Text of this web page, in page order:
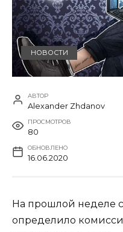
НОВОСТИ
АВТОР
Alexander Zhdanov
ПРОСМОТРОВ
80
ОБНОВЛЕНО
16.06.2020
На прошлой неделе
определило